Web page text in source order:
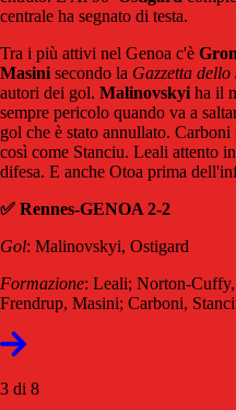
centrale ha segnato di testa.
Tra i più attivi nel Genoa c'è
Masinisecondo la Gazzetta dello
autori dei gol. Malinovskyiha il
sempre pericolo quando va a
gol che è stato annullato.
così come Stanciu. Leali attento
difesa. E anche Otoa prima
✅ Rennes-GENOA 2-2
Gol: Malinovskyi, Ostigard
Formazione: Leali; Norton-
Frendrup, Masini; Carboni,
3 di 8